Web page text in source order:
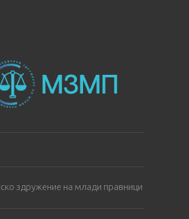
здружение на млади правници